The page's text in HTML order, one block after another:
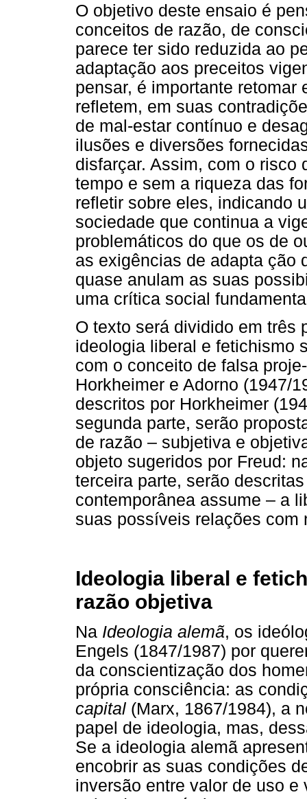
O objetivo deste ensaio é
conceitos de razão, de
parece ter sido reduzida ao
adaptação aos preceitos
pensar, é importante
refletem, em suas
de mal-estar contínuo e
ilusões e diversões
disfarçar. Assim, com o risco
tempo e sem a riqueza das
refletir sobre eles, indicando
sociedade que continua a
problemáticos do que os de
as exigências de adapta ção
quase anulam as suas
uma crítica social
O texto será dividido em três
ideologia liberal e fetichismo
com o conceito de falsa
Horkheimer e Adorno (1947/
descritos por Horkheimer
segunda parte, serão
de razão – subjetiva e
objeto sugeridos por Freud:
terceira parte, serão
contemporânea assume – a
suas possíveis relações
Ideologia liberal e
razão objetiva
Na Ideologia alemã, os
Engels (1847/1987) por
da conscientização dos
própria consciência: as
capital (Marx, 1867/1984), a
papel de ideologia, mas,
Se a ideologia alemã
encobrir as suas condições
inversão entre valor de uso